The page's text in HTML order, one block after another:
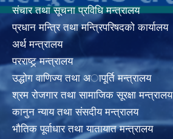
संचार तथा सूचना प्रविधि मन्त्रालय
प्रधान मन्त्रि तथा मन्त्रिपरिषदको कार्यालय
अर्थ मन्त्रालय
परराष्ट्र् मन्त्रालय
उद्धोग वाणिज्य तथा अापूर्ति मन्त्रालय
श्रम रोजगार तथा सामाजिक सूरक्षा मन्त्रालय
कानुन न्याय तथा संसदीय मन्त्रालय
भाैतिक पूर्वाधार तथा यातायात मन्त्रालय